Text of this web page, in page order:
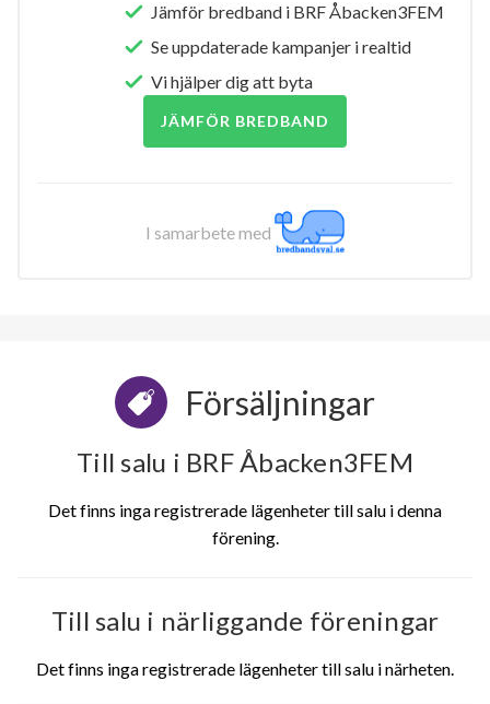
Jämför bredband i BRF Åbacken3FEM
Se uppdaterade kampanjer i realtid
Vi hjälper dig att byta
JÄMFÖR BREDBAND
I samarbete med
Försäljningar
Till salu i BRF Åbacken3FEM
Det finns inga registrerade lägenheter till salu i denna
förening.
Till salu i närliggande föreningar
Det finns inga registrerade lägenheter till salu i närheten.